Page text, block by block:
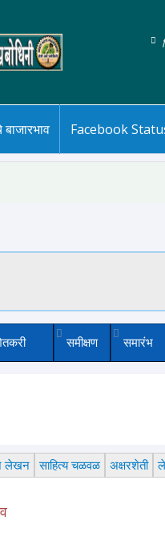
Facebook
समीक्षण समारंभ
लेखन साहित्य चळवळ अक्षरशेती